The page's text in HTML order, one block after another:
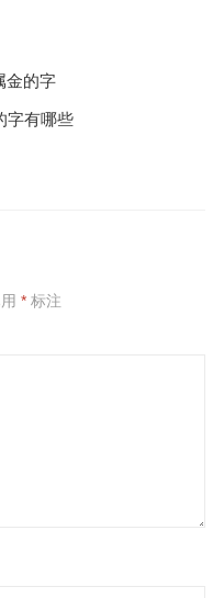
金的字
字有哪些
*标注